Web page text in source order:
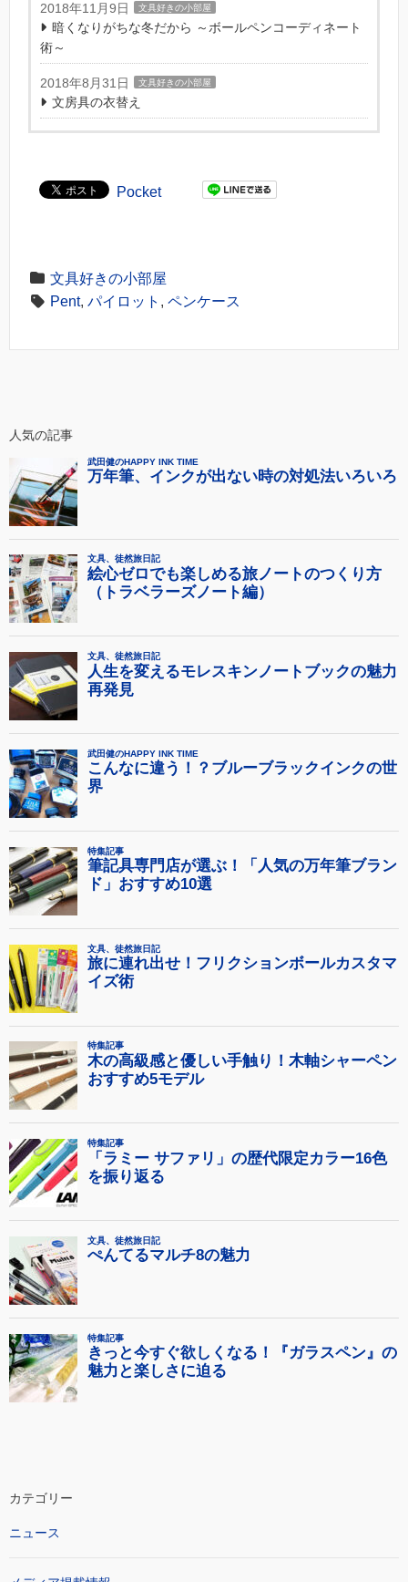
2018年11月9日 文具好きの小部屋
暗くなりがちな冬だから ～ボールペンコーディネート
術～
2018年8月31日 文具好きの小部屋
文房具の衣替え
Pocket
文具好きの小部屋
Pent, パイロット , ペンケース
人気の記事
カテゴリー
ニュース